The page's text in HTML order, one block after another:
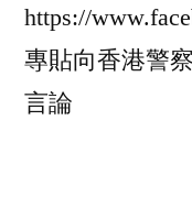
https://
專貼向香港警
言論